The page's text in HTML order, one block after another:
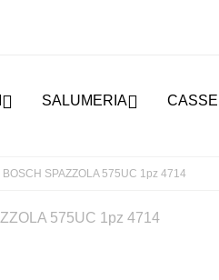
 SALUMERIA CASSE
BOSCH SPAZZOLA 575UC 1pz 4714